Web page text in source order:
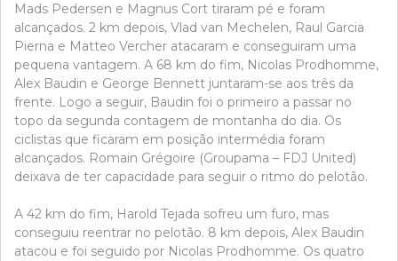
Mads Pedersen e Magnus Cort tiraram pé e foram
alcançados. 2 km depois, Vlad van Mechelen, Raul Garcia
Pierna e Matteo Vercher atacaram e conseguiram uma
pequena vantagem. A 68 km do fim, Nicolas Prodhomme,
Alex Baudin e George Bennett juntaram-se aos três da
frente. Logo a seguir, Baudin foi o primeiro a passar no
topo da segunda contagem de montanha do dia. Os
ciclistas que ficaram em posição intermédia foram
alcançados. Romain Grégoire (Groupama – FDJ United)
deixava de ter capacidade para seguir o ritmo do pelotão.
A 42 km do fim, Harold Tejada sofreu um furo, mas
conseguiu reentrar no pelotão. 8 km depois, Alex Baudin
atacou e foi seguido por Nicolas Prodhomme. Os quatro